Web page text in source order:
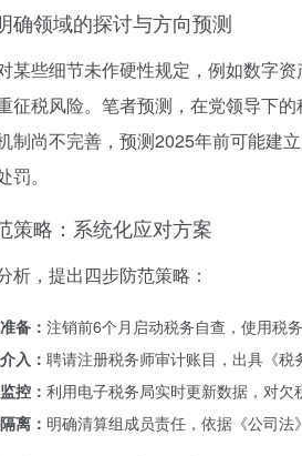
确领域的探讨与方向预测
某些细节未作硬性规定，例如数字
征税风险。笔者预测，在党领导下
制尚不完善，预测2025年前可能建
罚。
策略：系统化应对方案
析，提出四步防范策略：
备： 注销前6个月启动税务自查，使用税
入： 聘请注册税务师审计账目，出具《税
控： 利用电子税务局实时更新数据，对欠
离： 明确清算组成员责任，依据《公司法